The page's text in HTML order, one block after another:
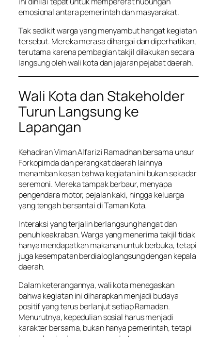
emosional antara pemerintah dan masyarakat.
Tak sedikit warga yang menyambut hangat kegiatan
tersebut. Mereka merasa dihargai dan diperhatikan,
terutama karena pembagian takjil dilakukan secara
langsung oleh wali kota dan jajaran pejabat daerah.
Wali Kota dan Stakeholder
Turun Langsung ke
Lapangan
Kehadiran Viman Alfarizi Ramadhan bersama unsur
Forkopimda dan perangkat daerah lainnya
menambah kesan bahwa kegiatan ini bukan sekadar
seremoni. Mereka tampak berbaur, menyapa
pengendara motor, pejalan kaki, hingga keluarga
yang tengah bersantai di Taman Kota.
Interaksi yang terjalin berlangsung hangat dan
penuh keakraban. Warga yang menerima takjil tidak
hanya mendapatkan makanan untuk berbuka, tetapi
juga kesempatan berdialog langsung dengan kepala
daerah.
Dalam keterangannya, wali kota menegaskan
bahwa kegiatan ini diharapkan menjadi budaya
positif yang terus berlanjut setiap Ramadan.
Menurutnya, kepedulian sosial harus menjadi
karakter bersama, bukan hanya pemerintah, tetapi